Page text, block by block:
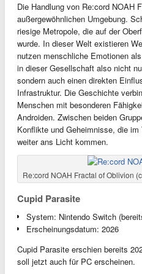
Die Handlung von Re:cord NOAH
außergewöhnlichen Umgebung.
riesige Metropole, die auf der
wurde. In dieser Welt existieren
nutzen menschliche Emotionen
in dieser Gesellschaft also nicht
sondern auch einen direkten
Infrastruktur. Die Geschichte
Menschen mit besonderen
Androiden. Zwischen beiden
Konflikte und Geheimnisse, die
weiter ans Licht kommen.
Re:cord NOAH Fractal of Oblivion
Cupid Parasite
System: Nintendo Switch
Erscheinungsdatum: 2026
Cupid Parasite erschien bereits
soll jetzt auch für PC erscheinen.